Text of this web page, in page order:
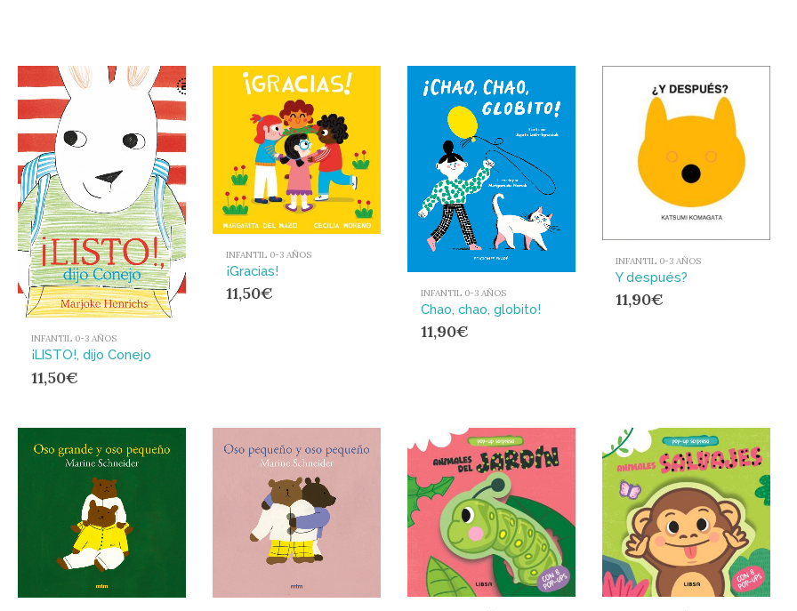
INFANTIL 0-3 AÑOS
¡LISTO!, dijo Conejo
11,50€
INFANTIL 0-3 AÑOS
¡Gracias!
11,50€ INFANTIL 0-3 AÑOS
Chao, chao, globito!
11,90€
INFANTIL 0-3 AÑOS
Y después?
11,90€